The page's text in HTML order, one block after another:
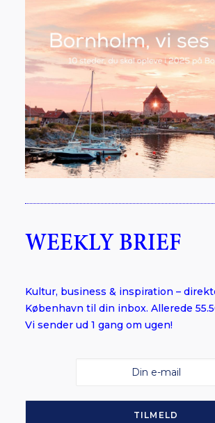
WEEKLY BRIEF
Kultur, business & inspiration –
København til din inbox. Allerede
Vi sender ud 1 gang om ugen!